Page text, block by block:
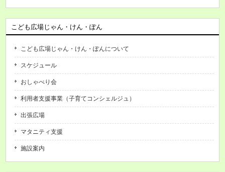
こども広場じゃん・けん・ぽん
こども広場じゃん・けん・ぽんについて
スケジュール
おしゃべり会
利用者支援事業（子育てコンシェルジュ）
出張広場
マタニティ支援
施設案内